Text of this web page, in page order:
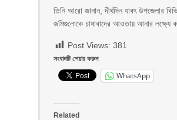
তিনি আরো জানান, দীর্ঘদিন যাবৎ উপজেলার
জমিগুলোকে চাষাবাদের আওতায় আনার
Post Views: 381
সংবাদটি শেয়ার করুন
WhatsApp
Related